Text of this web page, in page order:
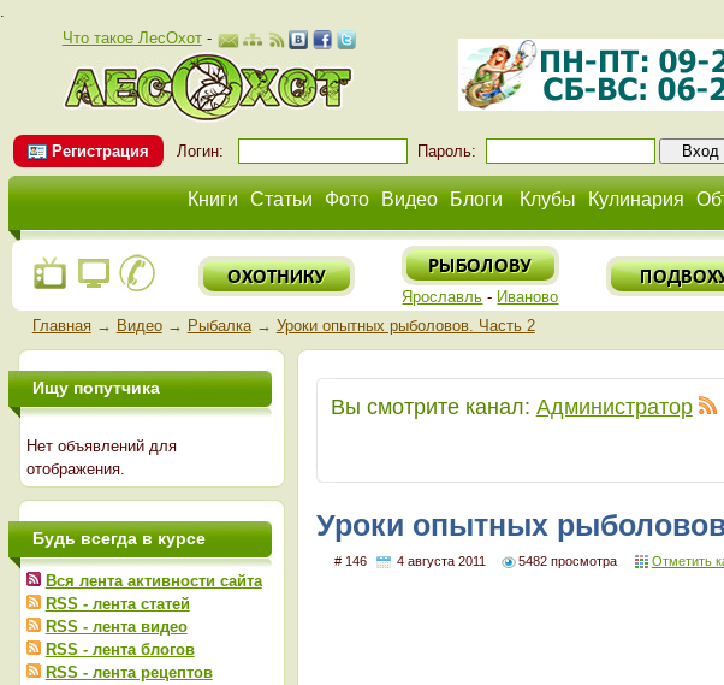
.
Что такое ЛесОхот-
Регистрация Логин: Пароль:
Книги Статьи Фото Видео Блоги Клубы Кулинария
Ярославль - Иваново
Главная→ Видео→ Рыбалка→ Уроки опытных рыболовов. Часть 2
Вы смотрите канал: Администратор
Уроки опытных
# 146 4 августа 2011 5482 просмотра Отметить
Ищу попутчика
Нет объявлений для
отображения.
Будь всегда в курсе
Вся лента активности сайта
RSS - лента статей
RSS - лента видео
RSS - лента блогов
RSS - лента рецептов